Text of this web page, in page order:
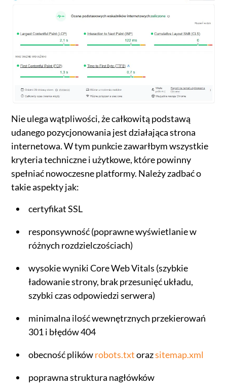
Nie ulega wątpliwości, że całkowitą podstawą
udanego pozycjonowania jest działająca strona
internetowa. W tym punkcie zawarłbym wszystkie
kryteria techniczne i użytkowe, które powinny
spełniać nowoczesne platformy. Należy zadbać o
takie aspekty jak:
certyfikat SSL
responsywność (poprawne wyświetlanie w
różnych rozdzielczościach)
wysokie wyniki Core Web Vitals (szybkie
ładowanie strony, brak przesunięć układu,
szybki czas odpowiedzi serwera)
minimalna ilość wewnętrznych przekierowań
301 i błędów 404
obecność plikówrobots.txtorazsitemap.xml
poprawna struktura nagłówków